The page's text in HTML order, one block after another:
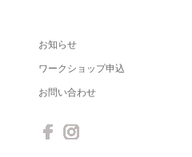
お知らせ
ワークショップ申込
お問い合わせ